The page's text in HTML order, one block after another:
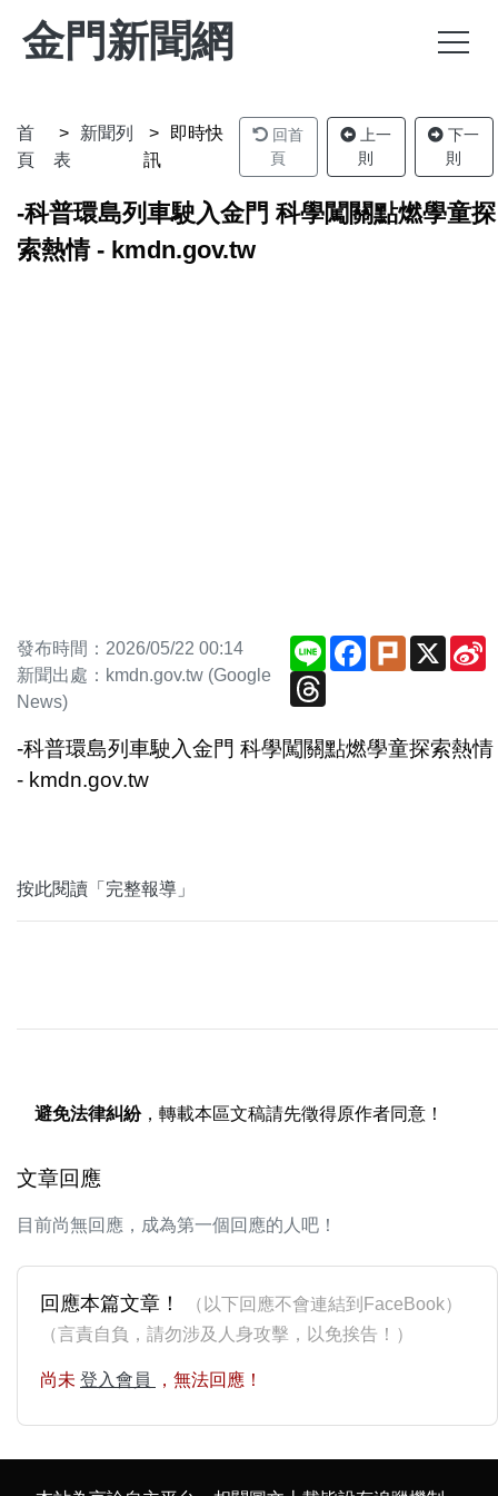
金門新聞網
首
頁
新聞列
表
即時快
訊
回首
頁
上一
則
下一
則
-科普環島列車駛入金門 科學闖關點燃學童探
索熱情 - kmdn.gov.tw
發布時間：2026/05/22 00:14
新聞出處：kmdn.gov.tw (Google
News)
Line Facebook
Plurk X
-科普環島列車駛入金門 科學闖關點燃學童探索熱情
- kmdn.gov.tw
按此閱讀「完整報導」
避免法律糾紛，轉載本區文稿請先徵得原作者同意！
文章回應
目前尚無回應，成為第一個回應的人吧！
回應本篇文章！
（以下回應不會連結到FaceBook）
（言責自負，請勿涉及人身攻擊，以免挨告！）
尚未 登入會員 ，無法回應！